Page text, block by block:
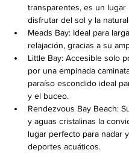
transparentes, es un lugar
disfrutar del sol y la
Meads Bay: Ideal para
relajación, gracias a su
Little Bay: Accesible solo
por una empinada
paraíso escondido ideal
y el buceo.
Rendezvous Bay Beach:
y aguas cristalinas la
lugar perfecto para nadar
deportes acuáticos.